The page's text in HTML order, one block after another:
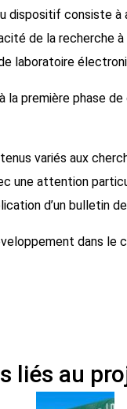
dispositif consiste
de la recherche
laboratoire
première phase
variés aux
une attention
d’un bulletin
dans le
liés au